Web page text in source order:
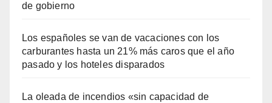
de gobierno
Los españoles se van de vacaciones con los
carburantes hasta un 21% más caros que el año
pasado y los hoteles disparados
La oleada de incendios «sin capacidad de